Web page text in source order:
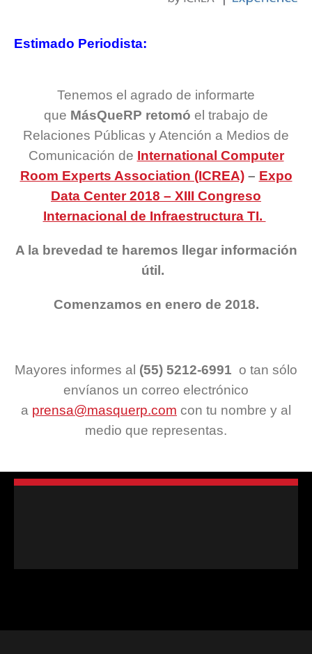
Estimado Periodista:
Tenemos el agrado de informarte
que MásQueRP retomó el trabajo de
Relaciones Públicas y Atención a Medios de
Comunicación de International Computer
Room Experts Association (ICREA)– Expo
Data Center 2018 – XIII Congreso
Internacional de Infraestructura TI.
A la brevedad te haremos llegar información
útil.
Comenzamos en enero de 2018.
Mayores informes al (55) 5212-6991 o tan sólo
envíanos un correo electrónico
a prensa@masquerp.com con tu nombre y al
medio que representas.